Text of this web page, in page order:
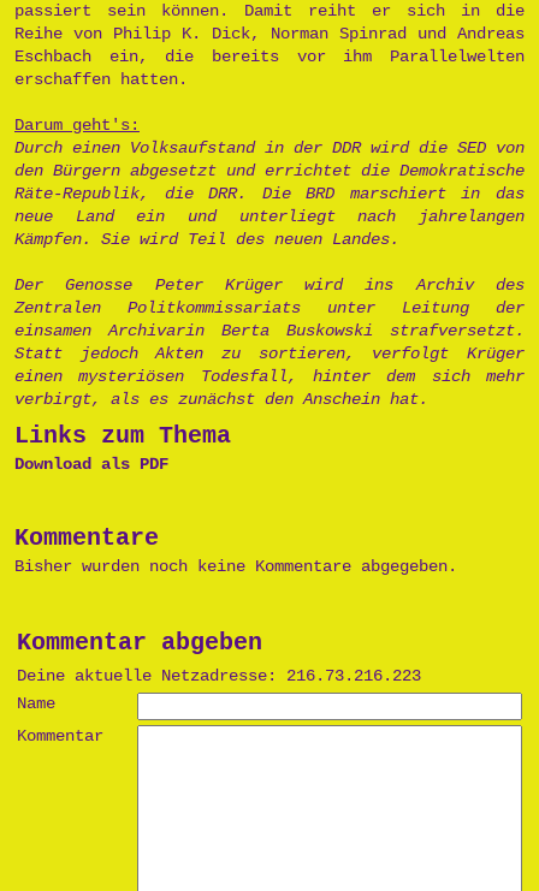
passiert sein können. Damit reiht er sich in die
Reihe von Philip K. Dick, Norman Spinrad und Andreas
Eschbach ein, die bereits vor ihm Parallelwelten
erschaffen hatten.
Darum geht's:
Durch einen Volksaufstand in der DDR wird die SED von
den Bürgern abgesetzt und errichtet die Demokratische
Räte-Republik, die DRR. Die BRD marschiert in das
neue Land ein und unterliegt nach jahrelangen
Kämpfen. Sie wird Teil des neuen Landes.
Der Genosse Peter Krüger wird ins Archiv des
Zentralen Politkommissariats unter Leitung der
einsamen Archivarin Berta Buskowski strafversetzt.
Statt jedoch Akten zu sortieren, verfolgt Krüger
einen mysteriösen Todesfall, hinter dem sich mehr
verbirgt, als es zunächst den Anschein hat.
Links zum Thema
Download als PDF
Kommentare
Bisher wurden noch keine Kommentare abgegeben.
Kommentar abgeben
Deine aktuelle Netzadresse: 216.73.216.223
Name
Kommentar